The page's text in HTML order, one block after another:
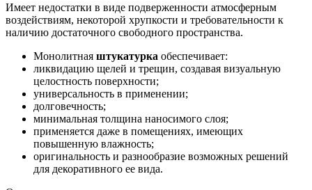
Имеет недостатки в виде подверженности атмосферным
воздействиям, некоторой хрупкости и требовательности к
наличию достаточного свободного пространства.
Монолитная штукатурка обеспечивает:
ликвидацию щелей и трещин, создавая визуальную
целостность поверхности;
универсальность в применении;
долговечность;
минимальная толщина наносимого слоя;
применяется даже в помещениях, имеющих
повышенную влажность;
оригинальность и разнообразие возможных решений
для декоративного ее вида.